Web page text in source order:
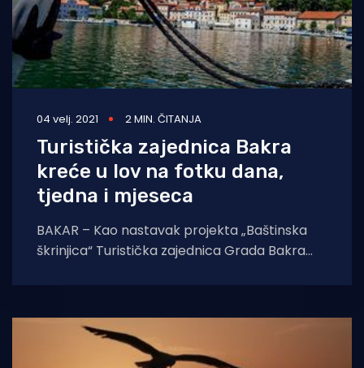
04 velj. 2021 2 MIN. ČITANJA
Turistička zajednica Bakra
kreće u lov na fotku dana,
tjedna i mjeseca
BAKAR – Kao nastavak projekta „Baštinska
škrinjica“ Turistička zajednica Grada Bakra
facebook